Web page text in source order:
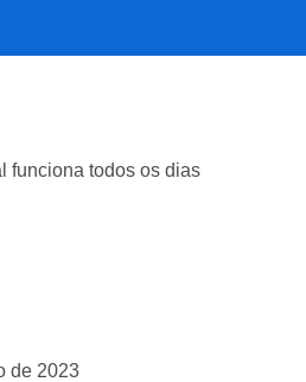
funciona todos os dias
de 2023